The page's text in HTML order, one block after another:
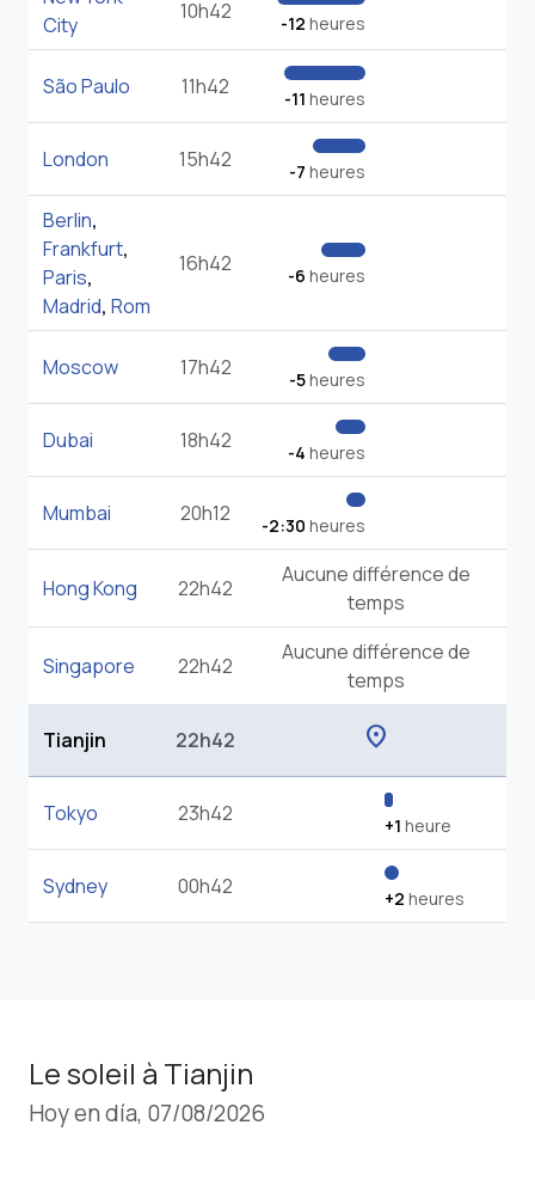
City
10h42 -12 heures
São Paulo 11h42 -11 heures
London 15h42 -7 heures
Berlin,
Frankfurt,
Paris,
Madrid, Rom
16h42 -6 heures
Moscow 17h42 -5heures
Dubai 18h42 -4 heures
Mumbai 20h12 -2:30 heures
Hong Kong 22h42
Aucune différence de
temps
Singapore 22h42
Aucune différence de
temps
Tianjin 22h42 location_on
Tokyo 23h42 +1 heure
Sydney 00h42 +2 heures
Le soleil à Tianjin
Hoy en día, 07/08/2026